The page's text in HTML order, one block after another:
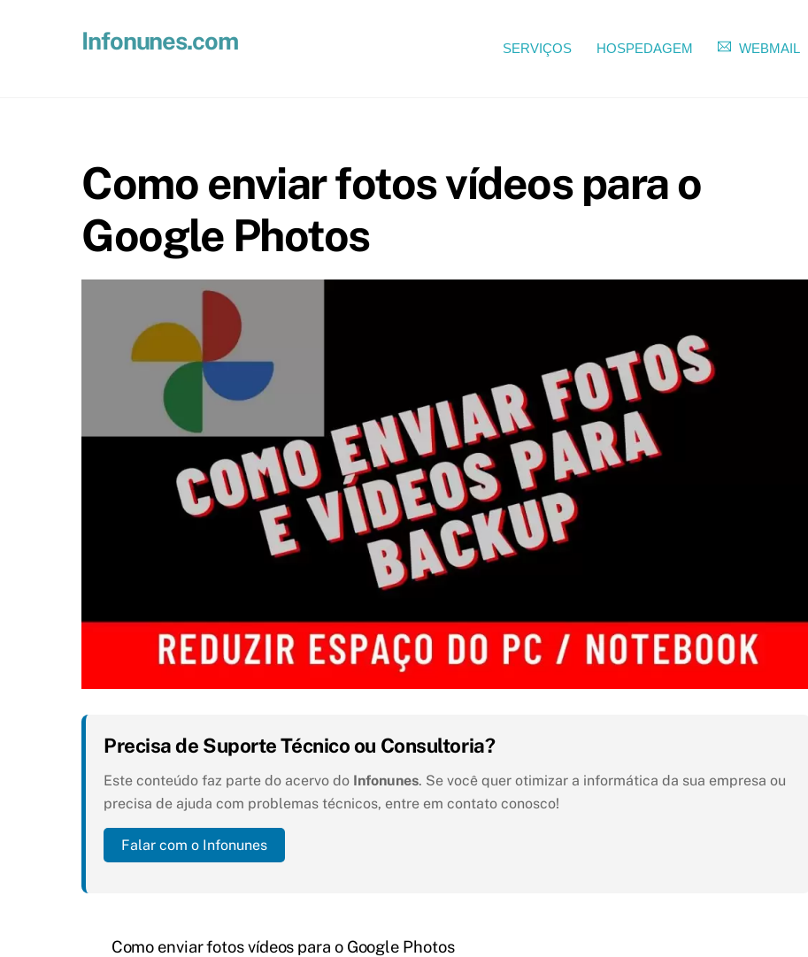
Infonunes.com SERVIÇOS HOSPEDAGEM WEBMAIL
Como enviar fotos vídeos para o
Google Photos
Precisa de Suporte Técnico ou Consultoria?
Este conteúdo faz parte do acervo do Infonunes. Se você quer otimizar a informática da sua empresa ou
precisa de ajuda com problemas técnicos, entre em contato conosco!
Falar com o Infonunes
Como enviar fotos vídeos para o Google Photos